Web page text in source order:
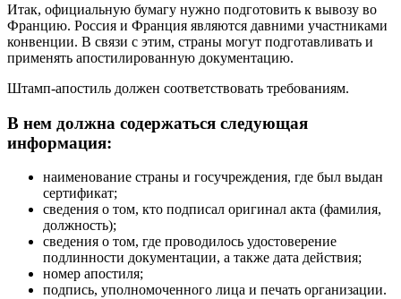
Итак, официальную бумагу нужно подготовить к вывозу во
Францию. Россия и Франция являются давними участниками
конвенции. В связи с этим, страны могут подготавливать и
применять апостилированную документацию.
Штамп-апостиль должен соответствовать требованиям.
В нем должна содержаться следующая
информация:
наименование страны и госучреждения, где был выдан
сертификат;
сведения о том, кто подписал оригинал акта (фамилия,
должность);
сведения о том, где проводилось удостоверение
подлинности документации, а также дата действия;
номер апостиля;
подпись, уполномоченного лица и печать организации.